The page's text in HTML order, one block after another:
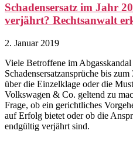
Schadensersatz im Jahr
verjährt? Rechtsanwalt
2. Januar 2019
Viele Betroffene im Abgasskandal
Schadensersatzansprüche bis
über die Einzelklage oder die
Volkswagen & Co. geltend zu
Frage, ob ein gerichtliches
auf Erfolg bietet oder ob die
endgültig verjährt sind.